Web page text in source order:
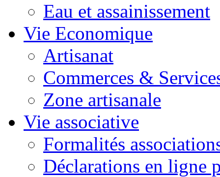
Eau et assainissement
Vie Economique
Artisanat
Commerces &
Zone artisanale
Vie associative
Formalités
Déclarations en ligne